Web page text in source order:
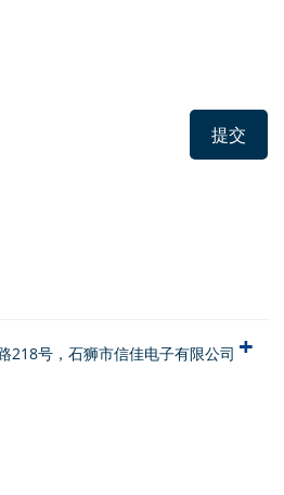
提交
218号，石狮市信佳电子有限公司